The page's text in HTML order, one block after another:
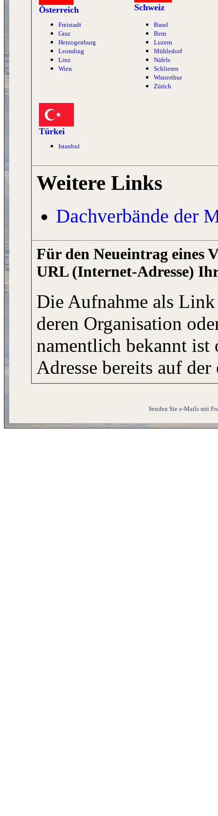
Österreich Schweiz
Freistadt
Graz
Herzogenburg
Leonding
Linz
Wien
Basel
Bern
Luzern
Mühledorf
Näfels
Schlieren
Winterthur
Zürich
Türkei
Istanbul
Weitere Links
Dachverbände der
Für den Neueintrag eines
URL (Internet-Adresse)
Die Aufnahme als
deren Organisation
namentlich bekannt ist
Adresse bereits auf
Senden Sie e-Mails mit